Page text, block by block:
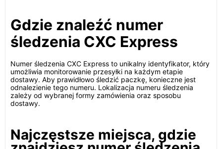
Gdzie znaleźć numer
śledzenia CXC Express
Numer śledzenia CXC Express to unikalny identyfikator, który
umożliwia monitorowanie przesyłki na każdym etapie
dostawy. Aby prawidłowo śledzić paczkę, konieczne jest
odnalezienie tego numeru. Lokalizacja numeru śledzenia
zależy od wybranej formy zamówienia oraz sposobu
dostawy.
Najczęstsze miejsca, gdzie